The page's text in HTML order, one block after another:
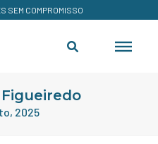
SEM COMPROMISSO
2025